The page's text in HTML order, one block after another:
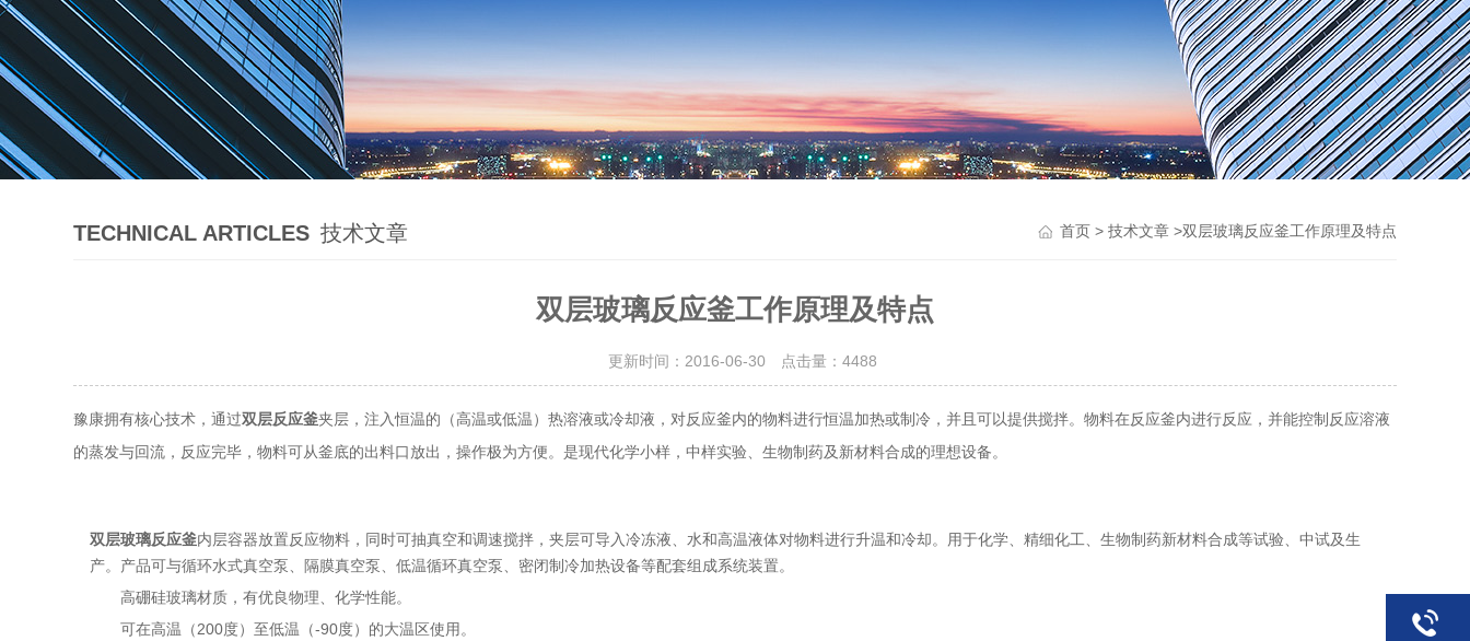
TECHNICAL ARTICLES 技术文章 首页> 技术文章>双层玻璃反应釜工作原理及特点
双层玻璃反应釜工作原理及特点
更新时间：2016-06-30 点击量： 4488
豫康拥有核心技术，通过双层反应釜夹层，注入恒温的（高温或低温）热溶液或冷却液，对反应釜内的物料进行恒温加热或制冷，并且可以提供搅拌。物料在反应釜内进行反应，并能控制反应溶液
的蒸发与回流，反应完毕，物料可从釜底的出料口放出，操作极为方便。是现代化学小样，中样实验、生物制药及新材料合成的理想设备。
双层玻璃反应釜内层容器放置反应物料，同时可抽真空和调速搅拌，夹层可导入冷冻液、水和高温液体对物料进行升温和冷却。用于化学、精细化工、生物制药新材料合成等试验、中试及生
产。产品可与循环水式真空泵、隔膜真空泵、低温循环真空泵、密闭制冷加热设备等配套组成系统装置。
高硼硅玻璃材质，有优良物理、化学性能。
可在高温（200度）至低温（-90度）的大温区使用。